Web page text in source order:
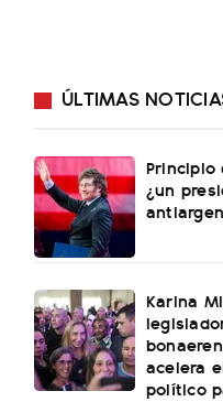
ÚLTIMAS
Principio
¿un
Karina
acelera
político